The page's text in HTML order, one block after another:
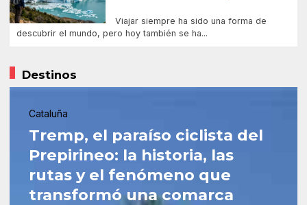
Viajar siempre ha sido una forma de
descubrir el mundo, pero hoy también se ha...
Destinos
Cataluña
Tremp, el paraíso ciclista del
Prepirineo: la historia, las
rutas y el fenómeno que
transformó una comarca